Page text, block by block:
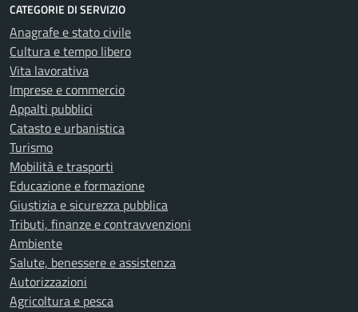
CATEGORIE DI SERVIZIO
Anagrafe e stato civile
Cultura e tempo libero
Vita lavorativa
Imprese e commercio
Appalti pubblici
Catasto e urbanistica
Turismo
Mobilità e trasporti
Educazione e formazione
Giustizia e sicurezza pubblica
Tributi, finanze e contravvenzioni
Ambiente
Salute, benessere e assistenza
Autorizzazioni
Agricoltura e pesca